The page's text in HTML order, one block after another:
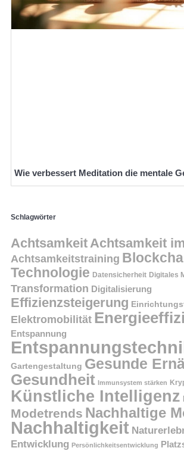
Wie verbessert Meditation die mentale
Schlagwörter
AchtsamkeitAchtsamkeit
Achtsamkeitstraining
Technologie Datensicherheit Digitales
Transformation Digitalisierung
Effizienzsteigerung
Elektromobilität
Entspannung
Gartengestaltung Gesunde
Gesundheit Immunsystem stärken
Künstliche Intelligenz
Modetrends Nachhaltige
Nachhaltigkeit
Entwicklung Persönlichkeitsentwicklung